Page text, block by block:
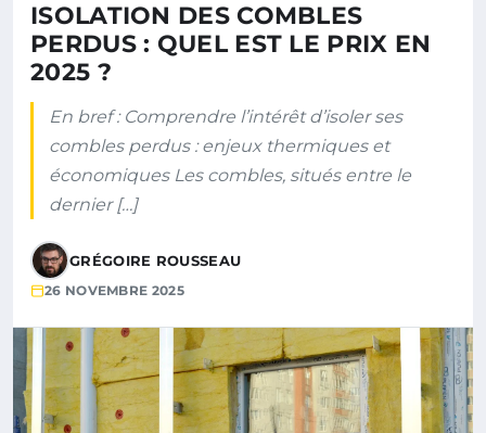
ISOLATION DES COMBLES
PERDUS : QUEL EST LE PRIX EN
2025 ?
En bref : Comprendre l’intérêt d’isoler ses
combles perdus : enjeux thermiques et
économiques Les combles, situés entre le
dernier […]
GRÉGOIRE ROUSSEAU
26 NOVEMBRE 2025